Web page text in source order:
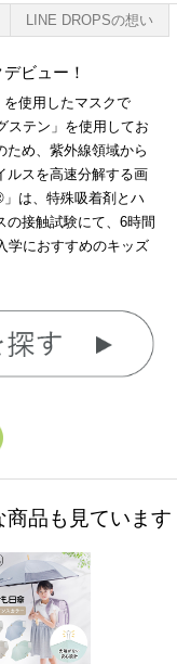
LINE DROPSの想い
ビュー！
使用したマスクで
ステン」を使用してお
ため、紫外線領域から
ルスを高速分解する画
は、特殊吸着剤とハ
の接触試験にて、6時間
学におすすめのキッズ
商品も見ています